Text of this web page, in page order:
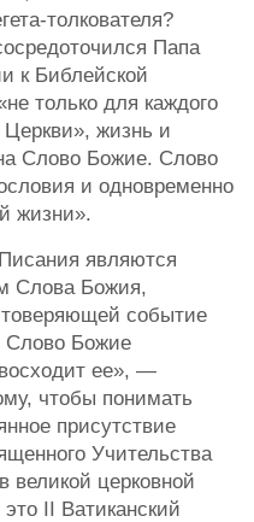
толкователя?
Папа
к Библейской
только для каждого
жизнь и
Слово Божие. Слово
и одновременно
жизни».
являются
Слова Божия,
событие
Слово Божие
ее», —
чтобы понимать
присутствие
Учительства
великой церковной
II Ватиканский